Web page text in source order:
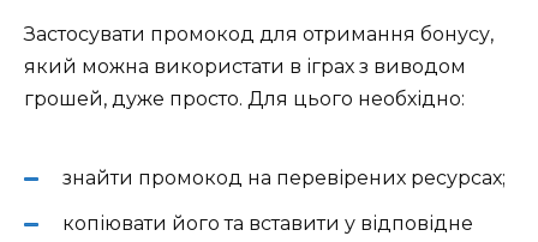
Застосувати промокод для отримання бонусу,
який можна використати в іграх з виводом
грошей, дуже просто. Для цього необхідно:
знайти промокод на перевірених ресурсах;
копіювати його та вставити у відповідне